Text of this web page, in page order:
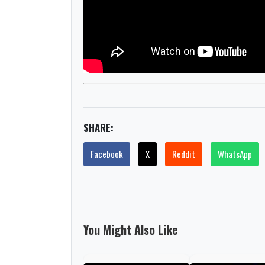
SHARE:
Facebook X Reddit WhatsApp
You Might Also Like